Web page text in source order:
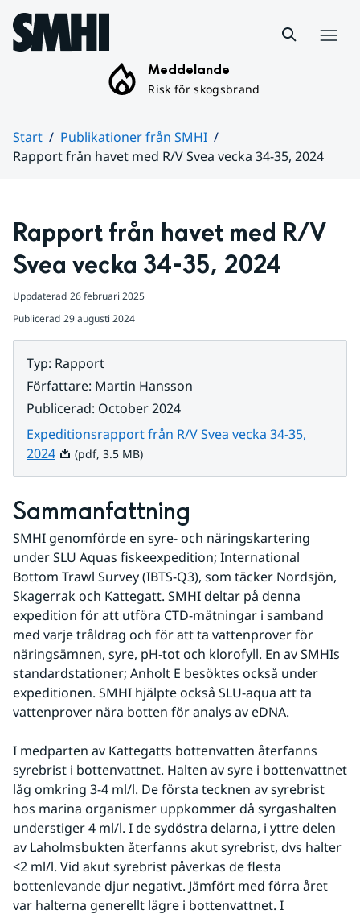
Hoppa till sidans innehåll
Meddelande
Risk för skogsbrand
Start
Publikationer från SMHI
Rapport från havet med R/V Svea vecka 34-35, 2024
Rapport från havet med R/V
Svea vecka 34-35, 2024
Uppdaterad 26 februari 2025
Publicerad 29 augusti 2024
Typ: Rapport
Författare: Martin Hansson
Publicerad: October 2024
Expeditionsrapport från R/V Svea vecka 34-35,
2024Pdf, 3.5 MB.
(pdf, 3.5 MB)
Sammanfattning
SMHI genomförde en syre- och näringskartering
under SLU Aquas fiskeexpedition; International
Bottom Trawl Survey (IBTS-Q3), som täcker Nordsjön,
Skagerrak och Kattegatt. SMHI deltar på denna
expedition för att utföra CTD-mätningar i samband
med varje tråldrag och för att ta vattenprover för
näringsämnen, syre, pH-tot och klorofyll. En av SMHIs
standardstationer; Anholt E besöktes också under
expeditionen. SMHI hjälpte också SLU-aqua att ta
vattenprover nära botten för analys av eDNA.
I medparten av Kattegatts bottenvatten återfanns
syrebrist i bottenvattnet. Halten av syre i bottenvattnet
låg omkring 3-4 ml/l. De första tecknen av syrebrist
hos marina organismer uppkommer då syrgashalten
understiger 4 ml/l. I de sydöstra delarna, i yttre delen
av Laholmsbukten återfanns akut syrebrist, dvs halter
<2 ml/l. Vid akut syrebrist påverkas de flesta
bottenlevande djur negativt. Jämfört med förra året
var halterna generellt lägre i bottenvattnet. I